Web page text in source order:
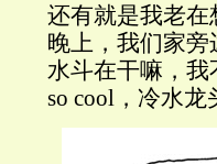
还有就是我老
晚上，我们家
水斗在干嘛，我
so cool，冷水龙